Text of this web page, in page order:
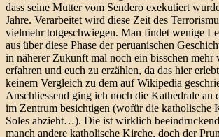
dass seine Mutter vom Sendero exekutiert
Jahre. Verarbeitet wird diese Zeit des
vielmehr totgeschwiegen. Man findet wenige
aus über diese Phase der peruanischen
in näherer Zukunft mal noch ein bisschen mehr
erfahren und euch zu erzählen, da das hier
keinem Vergleich zu dem auf Wikipedia
Anschliessend ging ich noch die Kathedrale an
im Zentrum besichtigen (wofür die katholische
Soles abzieht…). Die ist wirklich
manch andere katholische Kirche, doch der